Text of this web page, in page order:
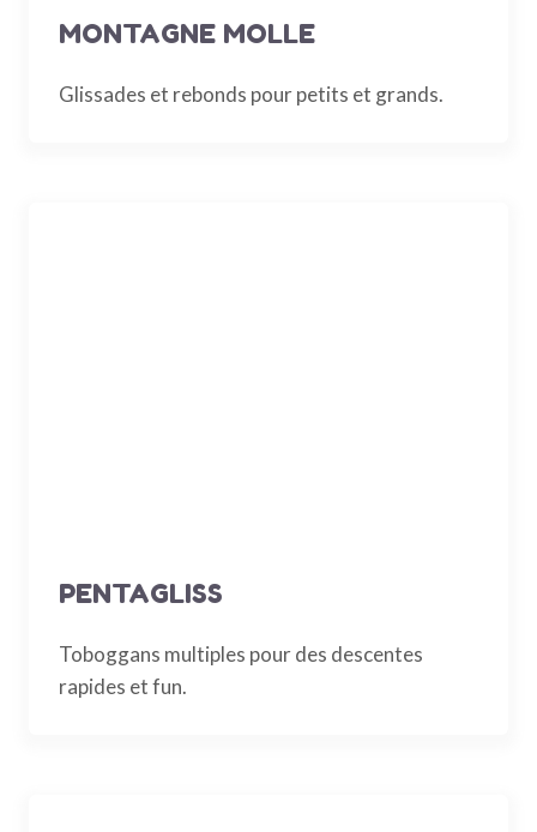
MONTAGNE MOLLE
Glissades et rebonds pour petits et grands.
PENTAGLISS
Toboggans multiples pour des descentes
rapides et fun.